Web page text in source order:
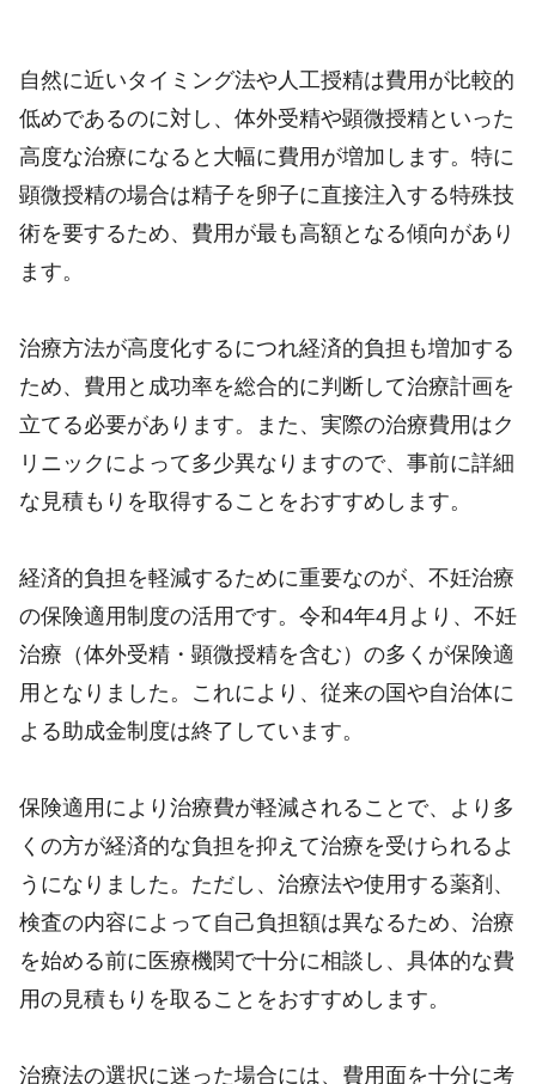
自然に近いタイミング法や人工授精は費用が比較的
低めであるのに対し、体外受精や顕微授精といった
高度な治療になると大幅に費用が増加します。特に
顕微授精の場合は精子を卵子に直接注入する特殊技
術を要するため、費用が最も高額となる傾向があり
ます。
治療方法が高度化するにつれ経済的負担も増加する
ため、費用と成功率を総合的に判断して治療計画を
立てる必要があります。また、実際の治療費用はク
リニックによって多少異なりますので、事前に詳細
な見積もりを取得することをおすすめします。
経済的負担を軽減するために重要なのが、不妊治療
の保険適用制度の活用です。令和4年4月より、不妊
治療（体外受精・顕微授精を含む）の多くが保険適
用となりました。これにより、従来の国や自治体に
よる助成金制度は終了しています。
保険適用により治療費が軽減されることで、より多
くの方が経済的な負担を抑えて治療を受けられるよ
うになりました。ただし、治療法や使用する薬剤、
検査の内容によって自己負担額は異なるため、治療
を始める前に医療機関で十分に相談し、具体的な費
用の見積もりを取ることをおすすめします。
治療法の選択に迷った場合には、費用面を十分に考